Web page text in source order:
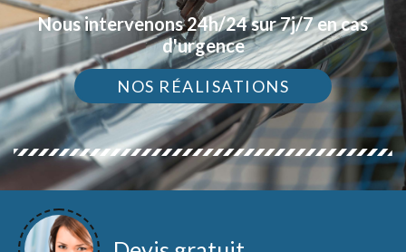
Nous intervenons 24h/24 sur 7j/7 en cas
d'urgence
NOS RÉALISATIONS